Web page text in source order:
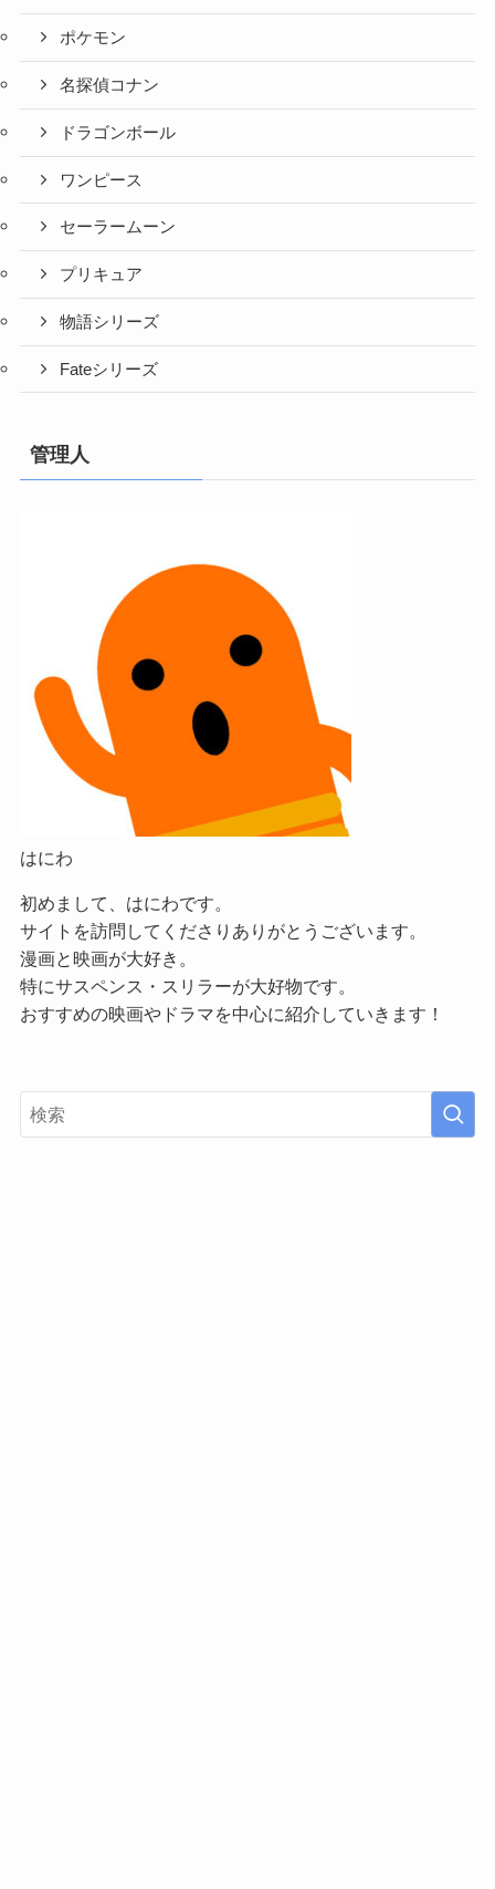
ポケモン
名探偵コナン
ドラゴンボール
ワンピース
セーラームーン
プリキュア
物語シリーズ
Fateシリーズ
管理人
はにわ
初めまして、はにわです。
サイトを訪問してくださりありがとうございます。
漫画と映画が大好き。
特にサスペンス・スリラーが大好物です。
おすすめの映画やドラマを中心に紹介していきます！